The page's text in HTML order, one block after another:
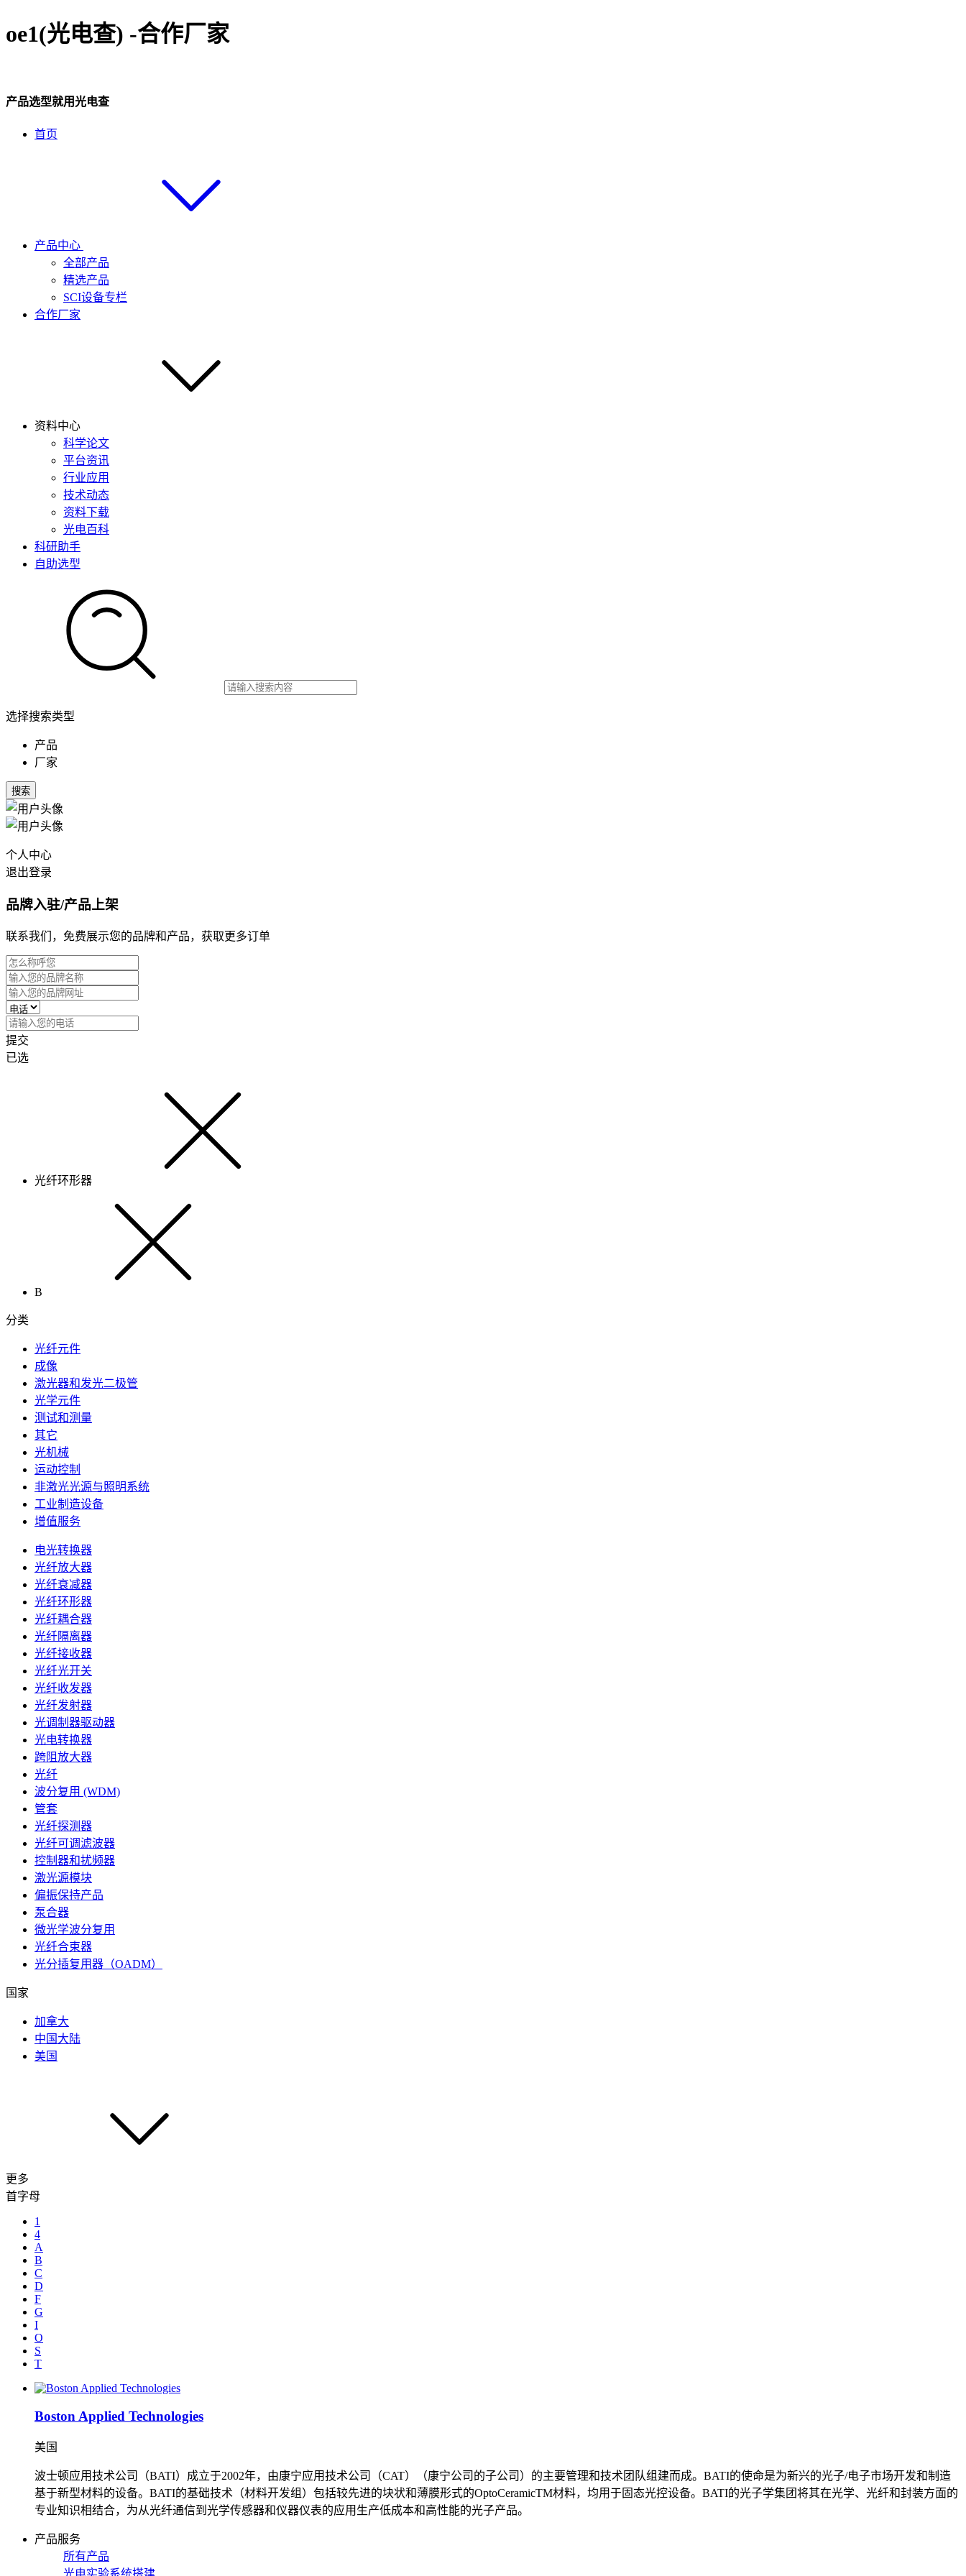
oe1(光电查) -合作厂家
产品选型就用光电查
首页
产品中心
全部产品
精选产品
SCI设备专栏
合作厂家
资料中心
科学论文
平台资讯
行业应用
技术动态
资料下载
光电百科
科研助手
自助选型
选择搜索类型
产品
厂家
搜索
个人中心
退出登录
品牌入驻/产品上架
联系我们，免费展示您的品牌和产品，获取更多订单
提交
已选
光纤环形器
B
分类
光纤元件
成像
激光器和发光二极管
光学元件
测试和测量
其它
光机械
运动控制
非激光光源与照明系统
工业制造设备
增值服务
电光转换器
光纤放大器
光纤衰减器
光纤环形器
光纤耦合器
光纤隔离器
光纤接收器
光纤光开关
光纤收发器
光纤发射器
光调制器驱动器
光电转换器
跨阻放大器
光纤
波分复用 (WDM)
管套
光纤探测器
光纤可调滤波器
控制器和扰频器
激光源模块
偏振保持产品
泵合器
微光学波分复用
光纤合束器
光分插复用器（OADM）
国家
加拿大
中国大陆
美国
更多
首字母
1
4
A
B
C
D
F
G
I
O
S
T
Boston Applied Technologies
美国
波士顿应用技术公司（BATI）成立于2002年，由康宁应用技术公司（CAT）（康宁公司的子公司）的主要管理和技术团队组建而成。BATI的使命是为新兴的光子/电子市场开发和制造
基于新型材料的设备。BATI的基础技术（材料开发组）包括较先进的块状和薄膜形式的OptoCeramicTM材料，均用于固态光控设备。BATI的光子学集团将其在光学、光纤和封装方面的
专业知识相结合，为从光纤通信到光学传感器和仪器仪表的应用生产低成本和高性能的光子产品。
产品服务
所有产品